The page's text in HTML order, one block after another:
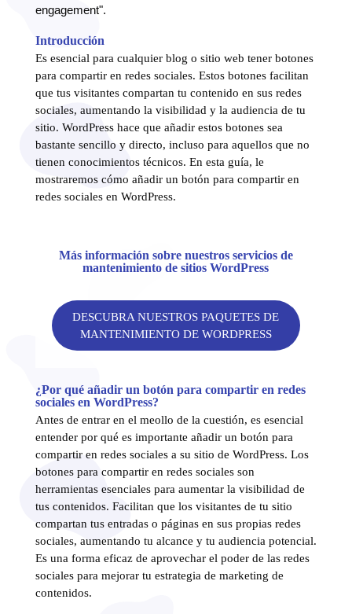
engagement".
Introducción
Es esencial para cualquier blog o sitio web tener botones
para compartir en redes sociales. Estos botones facilitan
que tus visitantes compartan tu contenido en sus redes
sociales, aumentando la visibilidad y la audiencia de tu
sitio. WordPress hace que añadir estos botones sea
bastante sencillo y directo, incluso para aquellos que no
tienen conocimientos técnicos. En esta guía, le
mostraremos cómo añadir un botón para compartir en
redes sociales en WordPress.
Más información sobre nuestros servicios de
mantenimiento de sitios WordPress
DESCUBRA NUESTROS PAQUETES DE
MANTENIMIENTO DE WORDPRESS
¿Por qué añadir un botón para compartir en redes
sociales en WordPress?
Antes de entrar en el meollo de la cuestión, es esencial
entender por qué es importante añadir un botón para
compartir en redes sociales a su sitio de WordPress. Los
botones para compartir en redes sociales son
herramientas esenciales para aumentar la visibilidad de
tus contenidos. Facilitan que los visitantes de tu sitio
compartan tus entradas o páginas en sus propias redes
sociales, aumentando tu alcance y tu audiencia potencial.
Es una forma eficaz de aprovechar el poder de las redes
sociales para mejorar tu estrategia de marketing de
contenidos.